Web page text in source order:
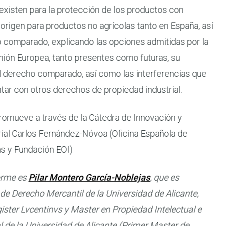
para la protección de los productos con
para productos no agrícolas tanto en España, así
comparado, explicando las opciones admitidas por la
Europea, tanto presentes como futuras, su
comparado, así como las interferencias que
con otros derechos de propiedad industrial.
a través de la Cátedra de Innovación y
Carlos Fernández-Nóvoa (Oficina Española de
y Fundación EOI)
esPilar Montero García-Noblejas, que es
Derecho Mercantil de la Universidad de Alicante,
Lvcentinvs y Master en Propiedad Intelectual e